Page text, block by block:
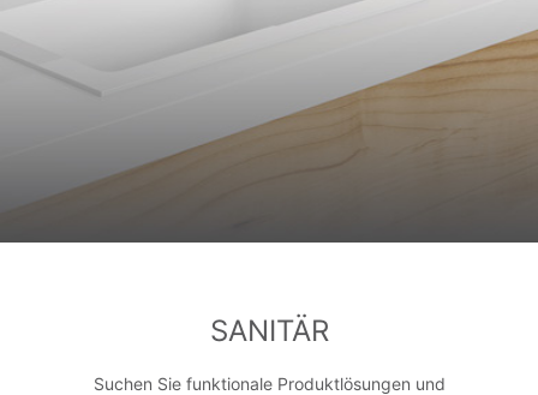
SANITÄR
Suchen Sie funktionale Produktlösungen und